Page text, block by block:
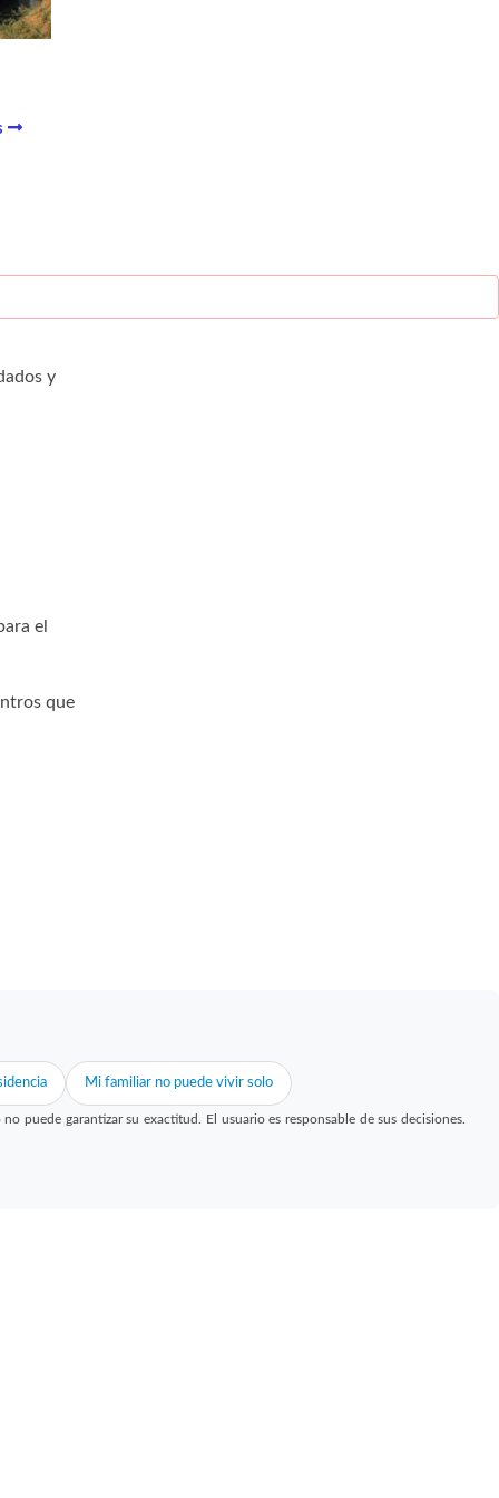
y
el
que
Mi familiar no puede vivir solo
puede garantizar su exactitud. El usuario es responsable de sus decisiones.